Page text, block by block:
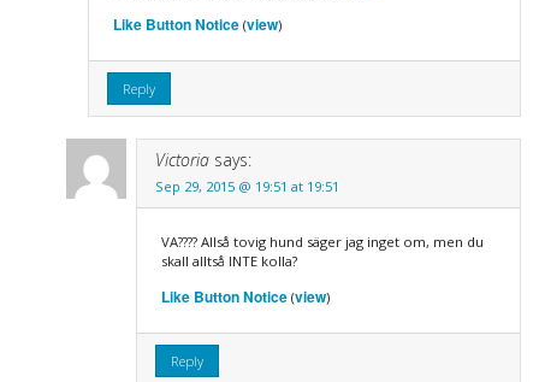
Like Button Notice(view)
Reply
Victoria says:
Sep 29, 2015 @ 19:51 at 19:51
VA???? Allså tovig hund säger jag inget om, men du
skall alltså INTE kolla?
Like Button Notice(view)
Reply